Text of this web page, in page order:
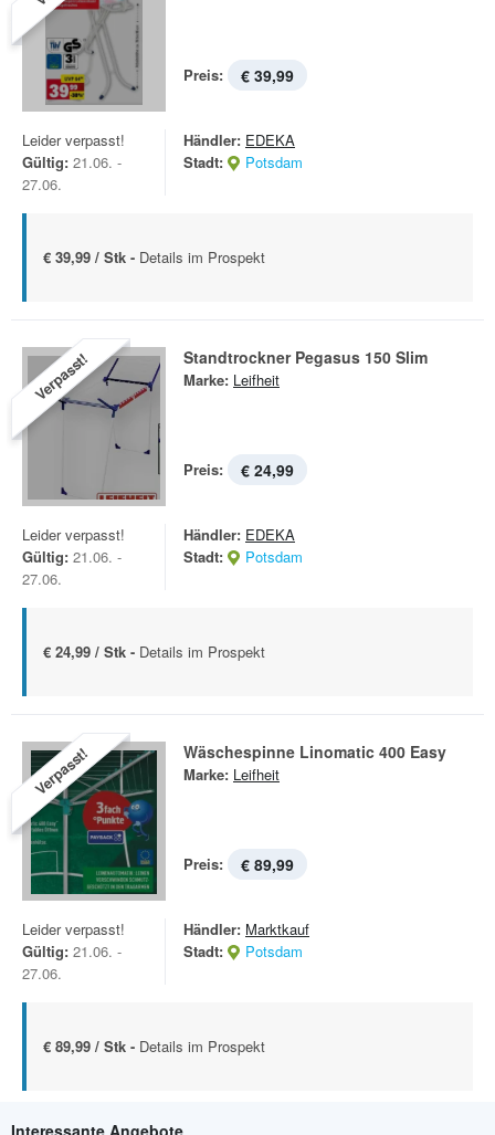
Preis: € 39,99
Leider verpasst!
Gültig: 21.06. -
27.06.
Händler: EDEKA
Stadt:
Potsdam
€ 39,99 / Stk - Details im Prospekt
Verpasst! Standtrockner Pegasus 150 Slim
Marke: Leifheit
Preis: € 24,99
Leider verpasst!
Gültig: 21.06. -
27.06.
Händler: EDEKA
Stadt:
Potsdam
€ 24,99 / Stk - Details im Prospekt
Verpasst! Wäschespinne Linomatic 400 Easy
Marke: Leifheit
Preis: € 89,99
Leider verpasst!
Gültig: 21.06. -
27.06.
Händler: Marktkauf
Stadt:
Potsdam
€ 89,99 / Stk - Details im Prospekt
Interessante Angebote